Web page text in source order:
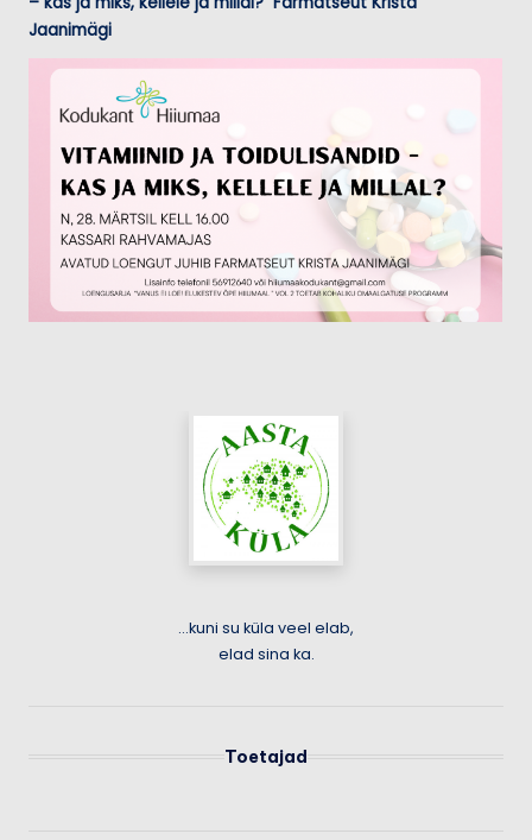
Jaanimägi
...kuni su küla veel elab,
elad sina ka.
Toetajad